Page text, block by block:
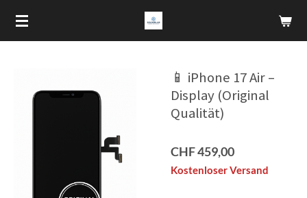
Zum
Hauptinhalt
📱 iPhone 17 Air –
Display (Original
Qualität)
CHF 459,00
Kostenloser Versand